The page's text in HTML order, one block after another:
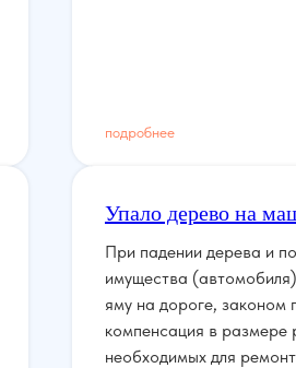
подробнее
Упало дерево на
При падении дерева и
имущества
яму на дороге, законом
компенсация в размере
необходимых для